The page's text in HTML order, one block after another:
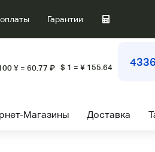
Гарантии
¥ = 60.77 ₽ $ 1 = ¥ 155.64
Магазины Доставка